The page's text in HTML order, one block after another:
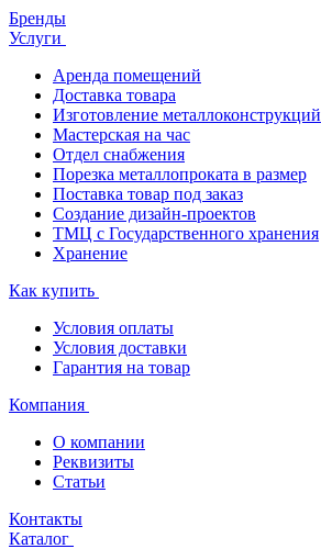
Бренды
Услуги
Аренда помещений
Доставка товара
Изготовление металлоконструкций
Мастерская на час
Отдел снабжения
Порезка металлопроката в размер
Поставка товар под заказ
Создание дизайн-проектов
ТМЦ с Государственного хранения
Хранение
Как купить
Условия оплаты
Условия доставки
Гарантия на товар
Компания
О компании
Реквизиты
Статьи
Контакты
Каталог